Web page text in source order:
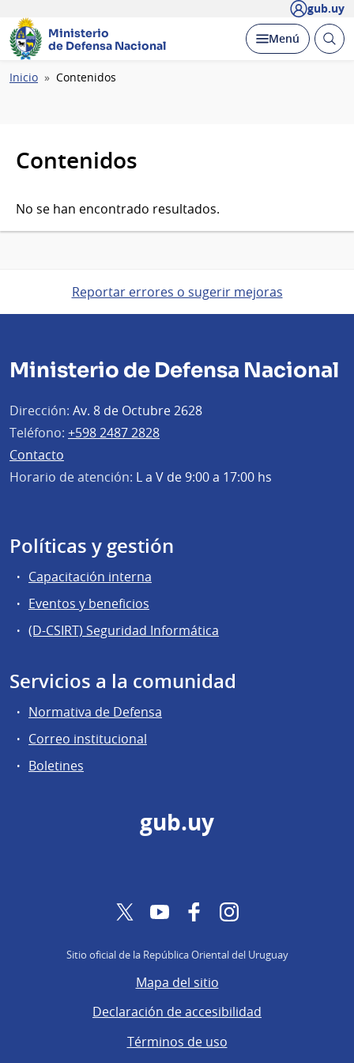
gub.uy
Ministerio
de Defensa Nacional
Desplegar
Menú Abrir
Ruta
Inicio Contenidos
Contenidos
No se han encontrado resultados.
Reportar errores o sugerir mejoras
Ministerio de Defensa Nacional
Dirección: Av. 8 de Octubre 2628
Teléfono: +598 2487 2828
Contacto
Horario de atención: L a V de 9:00 a 17:00 hs
Políticas y gestión
Capacitación interna
Eventos y beneficios
(D-CSIRT) Seguridad Informática
Servicios a la comunidad
Normativa de Defensa
Correo institucional
Boletines
gub.uy
TwitterYouTubeFacebookInstagram
Sitio oficial de la República Oriental del Uruguay
Mapa del sitio
Declaración de accesibilidad
Términos de uso